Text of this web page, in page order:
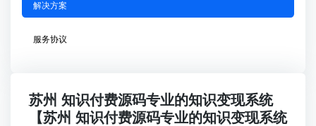
解决方案
服务协议
苏州 知识付费源码专业的知识变现系统
【苏州 知识付费源码专业的知识变现系统